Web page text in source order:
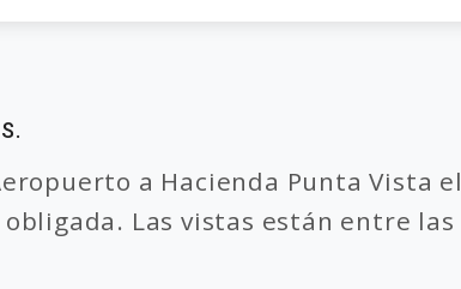
a Hacienda Punta Vista el
Las vistas están entre las